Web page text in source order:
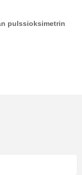
pulssioksimetrin